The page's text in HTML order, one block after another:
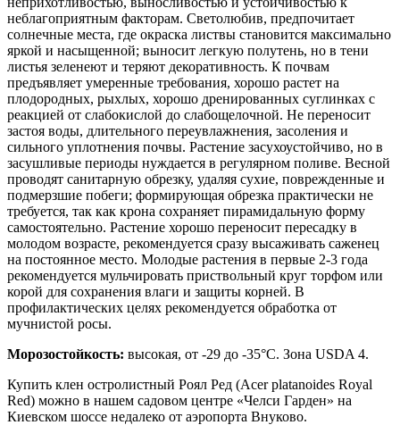
неблагоприятным факторам. Светолюбив, предпочитает
солнечные места, где окраска листвы становится максимально
яркой и насыщенной; выносит легкую полутень, но в тени
листья зеленеют и теряют декоративность. К почвам
предъявляет умеренные требования, хорошо растет на
плодородных, рыхлых, хорошо дренированных суглинках с
реакцией от слабокислой до слабощелочной. Не переносит
застоя воды, длительного переувлажнения, засоления и
сильного уплотнения почвы. Растение засухоустойчиво, но в
засушливые периоды нуждается в регулярном поливе. Весной
проводят санитарную обрезку, удаляя сухие, поврежденные и
подмерзшие побеги; формирующая обрезка практически не
требуется, так как крона сохраняет пирамидальную форму
самостоятельно. Растение хорошо переносит пересадку в
молодом возрасте, рекомендуется сразу высаживать саженец
на постоянное место. Молодые растения в первые 2-3 года
рекомендуется мульчировать приствольный круг торфом или
корой для сохранения влаги и защиты корней. В
профилактических целях рекомендуется обработка от
мучнистой росы.
Морозостойкость: высокая, от -29 до -35°C. Зона USDA 4.
Купить клен остролистный Роял Ред (Acer platanoides Royal
Red) можно в нашем садовом центре «Челси Гарден» на
Киевском шоссе недалеко от аэропорта Внуково.